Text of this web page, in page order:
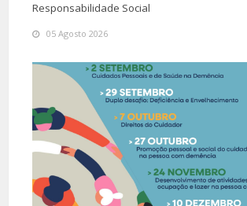
Responsabilidade Social
05 Agosto 2026